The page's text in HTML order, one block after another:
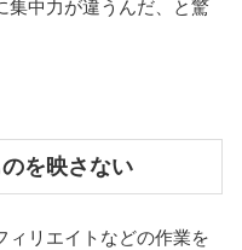
集中力が違うんだ、と驚
を映さない
ィリエイトなどの作業を